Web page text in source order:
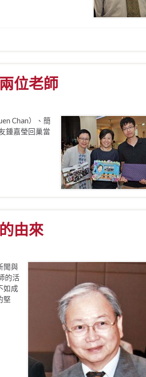
位老師
Chan）、簡
鍾嘉瑩回巢當
由來
聞與
的活
如成
堅